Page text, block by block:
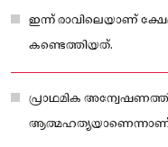
ഇന്ന് രാവിലെയാണ്
കണ്ടെത്തിയത്.
പ്രാഥമിക
ആത്മഹത്യയാണെന്നാണ്